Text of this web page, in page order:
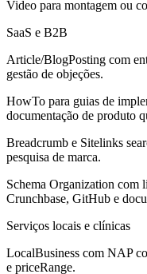
Video para montagem ou
SaaS e B2B
Article/BlogPosting com
gestão de objeções.
HowTo para guias de
documentação de produto
Breadcrumb e Sitelinks
pesquisa de marca.
Schema Organization com
Crunchbase, GitHub e
Serviços locais e clínicas
LocalBusiness com NAP
e priceRange.